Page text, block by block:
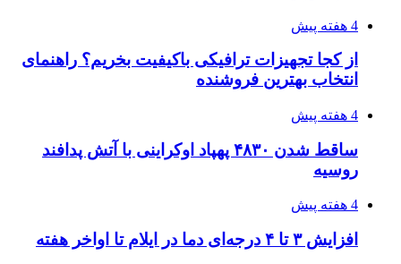
4 هفته پیش
از کجا تجهیزات ترافیکی باکیفیت بخریم؟ راهنمای
انتخاب بهترین فروشنده
4 هفته پیش
ساقط شدن ۴۸۳۰ پهپاد اوکراینی با آتش پدافند
روسیه
4 هفته پیش
افزایش ۳ تا ۴ درجه‌ای دما در ایلام تا اواخر هفته